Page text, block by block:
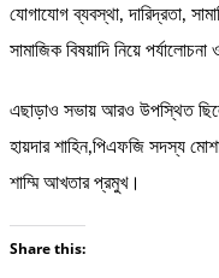
যোগাযোগ ব্যবস্থা, দারিদ্রতা,
সামাজিক বিষয়াদি নিয়ে
এছাড়াও সভায় আরও উপস্থিত
হায়দার শাহিন,পিএফজি সদস্য
শাম্মি আখতার প্রমুখ।
Share this: